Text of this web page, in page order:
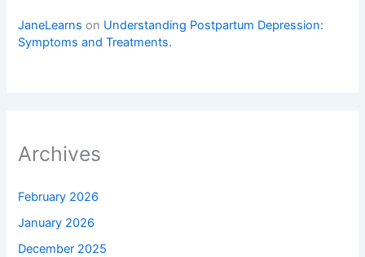
JaneLearns on Understanding Postpartum Depression:
Symptoms and Treatments.
Archives
February 2026
January 2026
December 2025